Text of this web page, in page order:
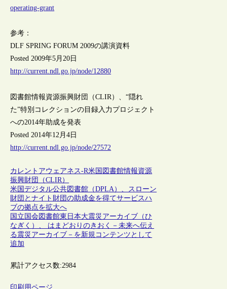
operating-grant
参考：
DLF SPRING FORUM 2009の講演資料
Posted 2009年5月20日
http://current.ndl.go.jp/node/12880
図書館情報資源振興財団（CLIR）、“隠れ
た”特別コレクションの目録入力プロジェクト
への2014年助成を発表
Posted 2014年12月4日
http://current.ndl.go.jp/node/27572
カレントアウェアネス-R米国 図書館情報資源
振興財団（CLIR）
米国デジタル公共図書館（DPLA）、スローン
財団とナイト財団の助成金を得てサービスハ
ブの拠点を拡大へ
国立国会図書館東日本大震災アーカイブ（ひ
なぎく）、 はまどおりのきおく－未来へ伝え
る震災アーカイブ－を新規コンテンツとして
追加
累計アクセス数:2984
印刷用ページ